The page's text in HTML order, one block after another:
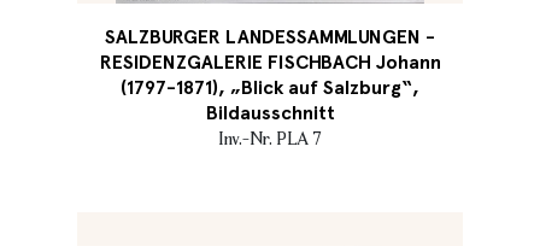
SALZBURGER LANDESSAMMLUNGEN -
RESIDENZGALERIE FISCHBACH Johann
(1797-1871), „Blick auf Salzburg“,
Bildausschnitt
Inv.-Nr. PLA 7